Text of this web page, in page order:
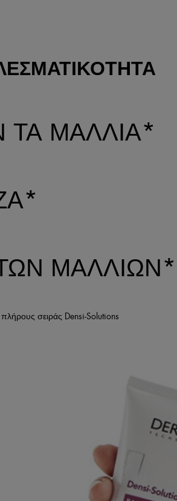
ΜΑΛΛΙΆ*
ΜΑΛΛΙΏΝ*
σειράς Densi-Solutions